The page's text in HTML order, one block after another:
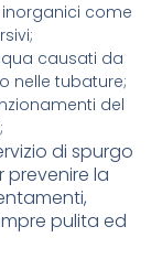
come
causati da
nelle tubature;
del
di spurgo
la
pulita ed